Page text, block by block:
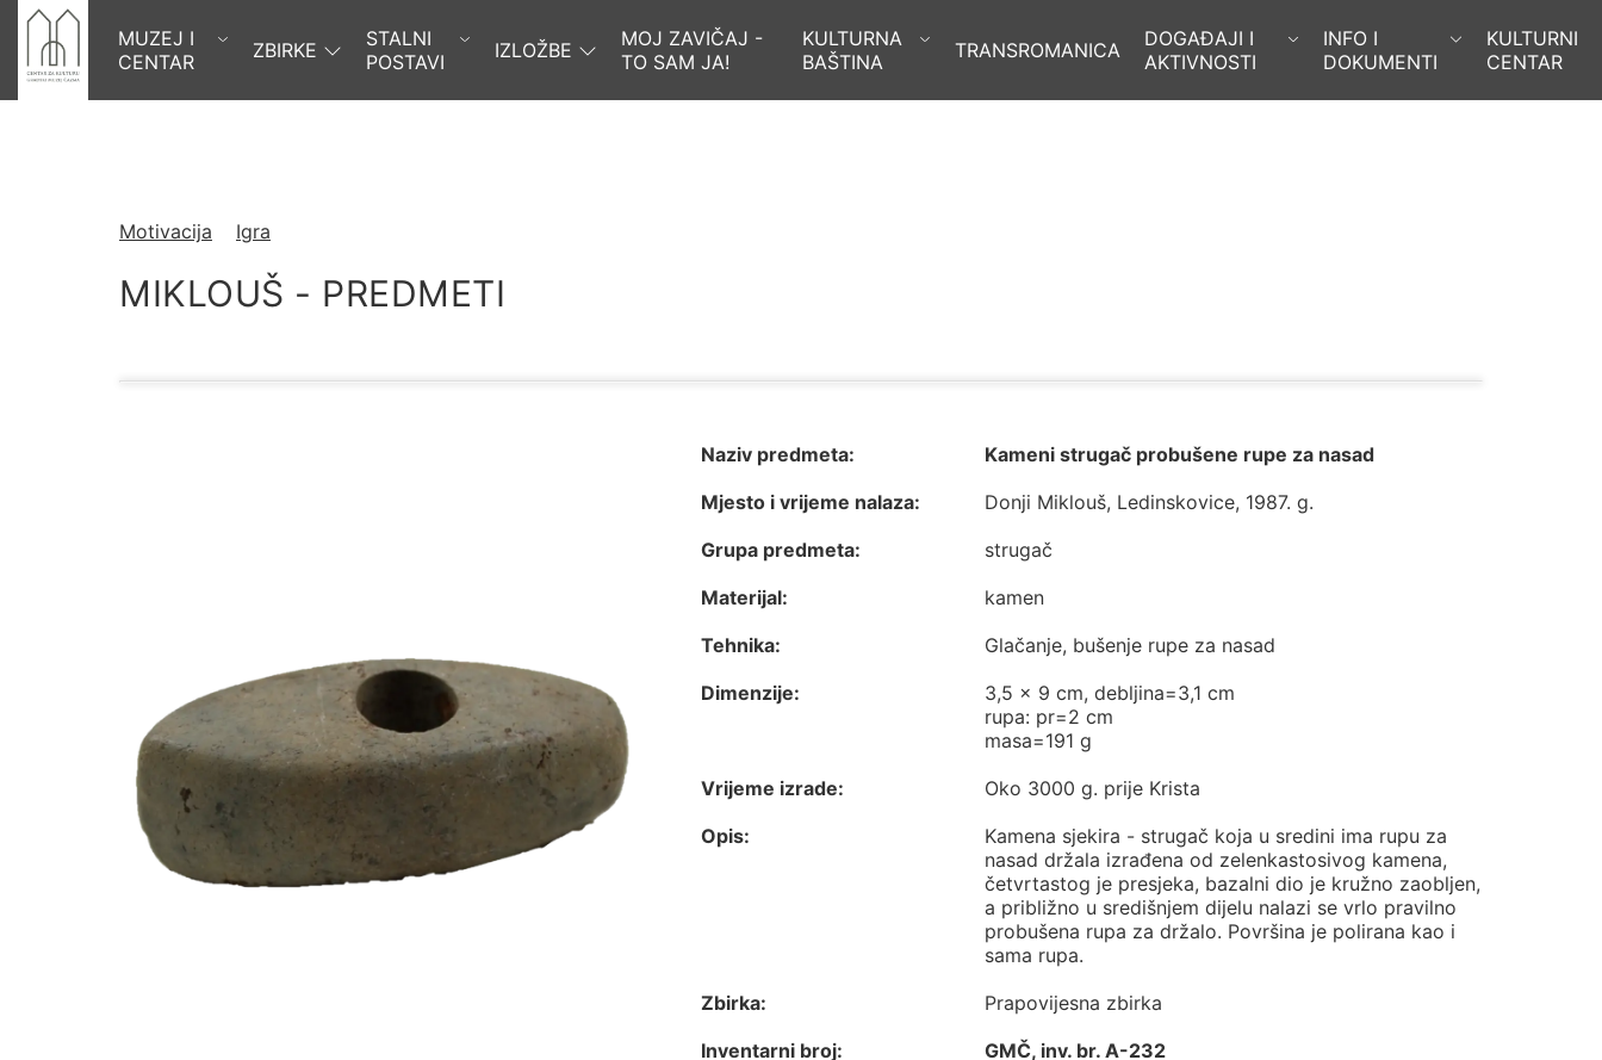
MUZEJ I
CENTAR
ZBIRKE
STALNI
POSTAVI
IZLOŽBE
MOJ ZAVIČAJ -
TO SAM JA!
KULTURNA
BAŠTINA
TRANSROMANICA
DOGAĐAJI I
AKTIVNOSTI
INFO I
DOKUMENTI
KULTURNI
CENTAR
Motivacija Igra
MIKLOUŠ - PREDMETI
Naziv predmeta:
Kameni strugač probušene rupe za nasad
Mjesto i vrijeme nalaza:
Donji Miklouš, Ledinskovice, 1987. g.
Grupa predmeta:
strugač
Materijal:
kamen
Tehnika:
Glačanje, bušenje rupe za nasad
Dimenzije:
3,5 x 9 cm, debljina=3,1 cm
rupa: pr=2 cm
masa=191 g
Vrijeme izrade:
Oko 3000 g. prije Krista
Opis:
Kamena sjekira - strugač koja u sredini ima rupu za
nasad držala izrađena od zelenkastosivog kamena,
četvrtastog je presjeka, bazalni dio je kružno zaobljen,
a približno u središnjem dijelu nalazi se vrlo pravilno
probušena rupa za držalo. Površina je polirana kao i
sama rupa.
Zbirka:
Prapovijesna zbirka
Inventarni broj:
GMČ, inv. br. A-232